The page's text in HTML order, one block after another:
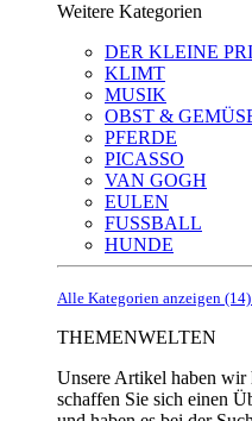
Weitere Kategorien
DER KLEINE
KLIMT
MUSIK
OBST &
PFERDE
PICASSO
VAN GOGH
EULEN
FUSSBALL
HUNDE
Alle Kategorien anzeigen (14)
THEMENWELTEN
Unsere Artikel haben wir
schaffen Sie sich einen